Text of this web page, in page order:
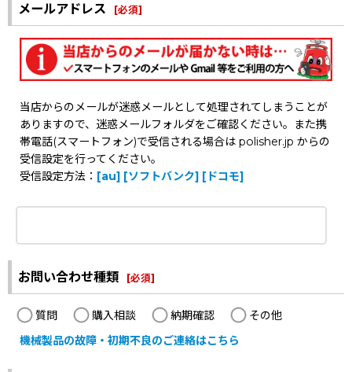
メールアドレス [必須]
当店からのメールが迷惑メールとして処理されてしまうことが
ありますので、迷惑メールフォルダをご確認ください。また携
帯電話(スマートフォン)で受信される場合は polisher.jp からの
受信設定を行ってください。
受信設定方法： [au] [ソフトバンク] [ドコモ]
お問い合わせ種類 [必須]
質問 購入相談 納期確認
その他
機械製品の故障・初期不良のご連絡はこちら